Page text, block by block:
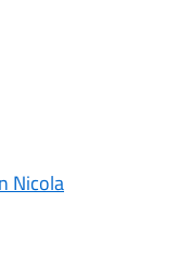
Nicola